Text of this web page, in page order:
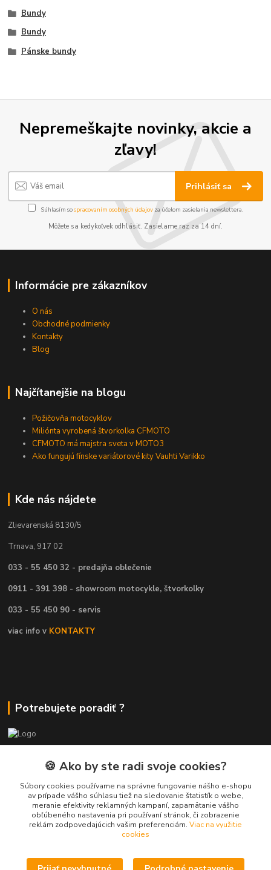
Bundy
Bundy
Pánske bundy
Nepremeškajte novinky, akcie a
zľavy!
Prihlásiť sa
Súhlasím sospracovaním osobných údajov za účelom zasielania newslettera.
Môžete sa kedykoľvek odhlásiť. Zasielame raz za 14 dní.
Informácie pre zákazníkov
O nás
Obchodné podmienky
Kontakty
Blog
Najčítanejšie na blogu
Požičovňa motocyklov
Miliónta vyrobená štvorkolka CFMOTO
CFMOTO má majstra sveta v MOTO3
Ako fungujú fínske variátorové kity Vauhti Varikko
Kde nás nájdete
Zlievarenská 8130/5
Trnava, 917 02
033 - 55 450 32 - predajňa oblečenie
0911 - 391 398 - showroom motocykle, štvorkolky
033 - 55 450 90 - servis
viac info v KONTAKTY
Potrebujete poradiť ?
+421 911 391 398
predaj@atv-shop.sk
🍪 Ako by ste radi svoje cookies?
Súbory cookies používame na správne fungovanie nášho e-shopu
av prípade vášho súhlasu tiež na sledovanie štatistík o webe,
meranie efektivity reklamných kampaní, zapamätanie vášho
obľúbeného nastavenia pri používaní stránok, či zobrazenie
reklám zodpovedajúcich vašim preferenciám. Viac na využitie
cookies